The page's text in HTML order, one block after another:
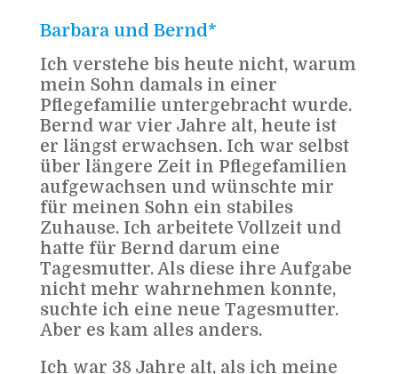
Barbara und Bernd*
Ich verstehe bis heute nicht, warum
mein Sohn damals in einer
Pflegefamilie untergebracht wurde.
Bernd war vier Jahre alt, heute ist
er längst erwachsen. Ich war selbst
über längere Zeit in Pflegefamilien
aufgewachsen und wünschte mir
für meinen Sohn ein stabiles
Zuhause. Ich arbeitete Vollzeit und
hatte für Bernd darum eine
Tagesmutter. Als diese ihre Aufgabe
nicht mehr wahrnehmen konnte,
suchte ich eine neue Tagesmutter.
Aber es kam alles anders.
Ich war 38 Jahre alt, als ich meine